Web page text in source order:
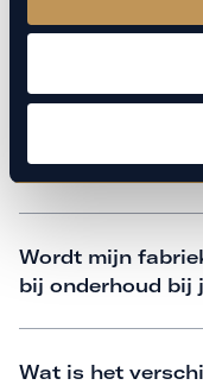
Hoe weet ik welk
auto nodig heeft
Is vervangend
Wordt mijn
bij onderhoud bij
Wat is het